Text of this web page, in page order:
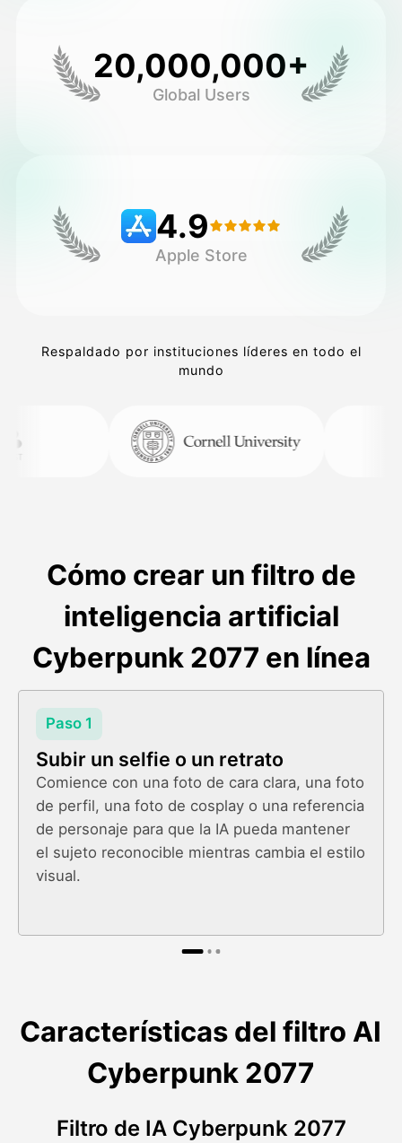
20,000,000+
Global Users
4.9
Apple Store
Respaldado por instituciones líderes en todo el
mundo
Cómo crear un filtro de
inteligencia artificial
Cyberpunk 2077 en línea
Paso 1
Subir un selfie o un retrato
Comience con una foto de cara clara, una foto
de perfil, una foto de cosplay o una referencia
de personaje para que la IA pueda mantener
el sujeto reconocible mientras cambia el estilo
visual.
Características del filtro AI
Cyberpunk 2077
Filtro de IA Cyberpunk 2077